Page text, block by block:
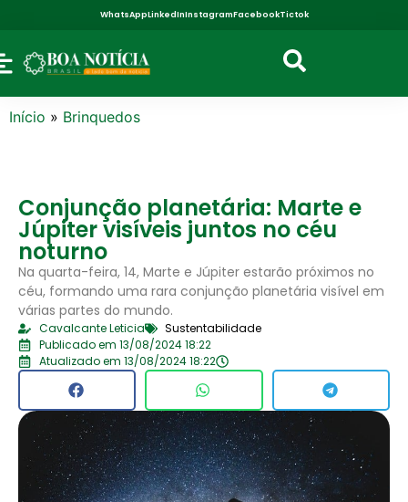
WhatsAppLinkedInInstagramFacebookTictok
Início » Brinquedos
Conjunção planetária: Marte e
Júpiter visíveis juntos no céu
noturno
Na quarta-feira, 14, Marte e Júpiter estarão próximos no
céu, formando uma rara conjunção planetária visível em
várias partes do mundo.
Cavalcante Leticia
Sustentabilidade
Publicado em 13/08/2024 18:22
Atualizado em 13/08/2024 18:22